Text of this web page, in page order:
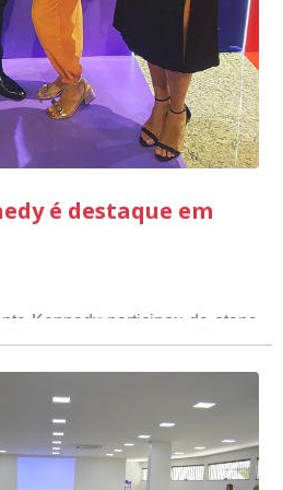
é destaque em
Kennedy participou da etapa
Sebrae Prefeitura
valorizar e destacar o papel
comprometidos com o
dos municípios, a
estimulam o empreendedorismo,
pequenos negócios e a